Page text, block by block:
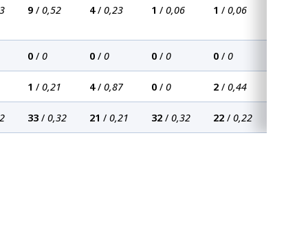
9 / 0,52 4/ 0,23 1 / 0,06 1 / 0,06
0 / 0 0 / 0 0 / 0 0 / 0
1 / 0,21 4/ 0,87 0 / 0 2 / 0,44
33 / 0,32 21 / 0,21 32 / 0,32 22 / 0,22